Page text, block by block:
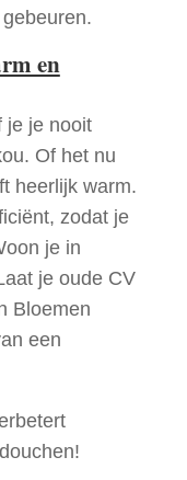
en
je je nooit
Of het nu
heerlijk warm.
zodat je
je in
je oude CV
Bloemen
een